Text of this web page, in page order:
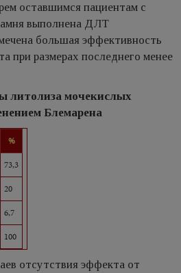
оставшимся пациентам с
выполнена ДЛТ
большая эффективность
при размерах последнего менее
литолиза мочекислых
Блемарена
%
73,3
20
6,7
100
отсутствия эффекта от